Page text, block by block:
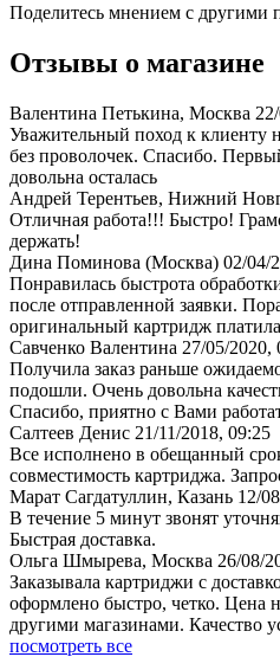
Поделитесь мнением с другими
Отзывы о магазине
Валентина Петькина, Москва
Уважительный поход к клиенту
без проволочек. Спасибо.
довольна осталась
Андрей Терентьев, Нижний
Отличная работа!!! Быстро!
держать!
Дина Поминова (Москва) 02/04/
Понравилась быстрота
после отправленной заявки.
оригинальный картридж
Савченко Валентина 27/05/2020,
Получила заказ раньше
подошли. Очень довольна
Спасибо, приятно с Вами
Салтеев Денис 21/11/2018, 09:25
Все исполнено в обещанный
совместимость картриджа.
Марат Сагдатуллин, Казань 12/
В течение 5 минут звонят
Быстрая доставка.
Ольга Шмырева, Москва 26/08/
Заказывала картриджи с
оформлено быстро, четко. Цена
другими магазинами. Качество
посмотреть все